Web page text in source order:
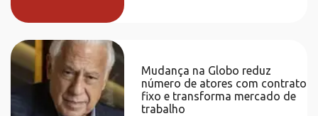
Mudança na Globo reduz
número de atores com contrato
fixo e transforma mercado de
trabalho